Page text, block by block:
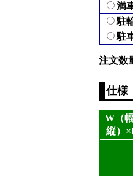
満
駐
駐
注文数
仕様
W（
縦）